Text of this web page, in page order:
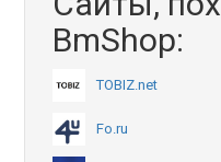
BmShop:
TOBIZ.net
Fo.ru